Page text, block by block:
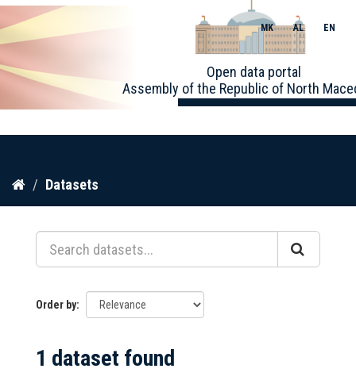
Skip
content
Open data portal
Assembly of the Republic of North
MK AL EN
Datasets
Order by
1 dataset found